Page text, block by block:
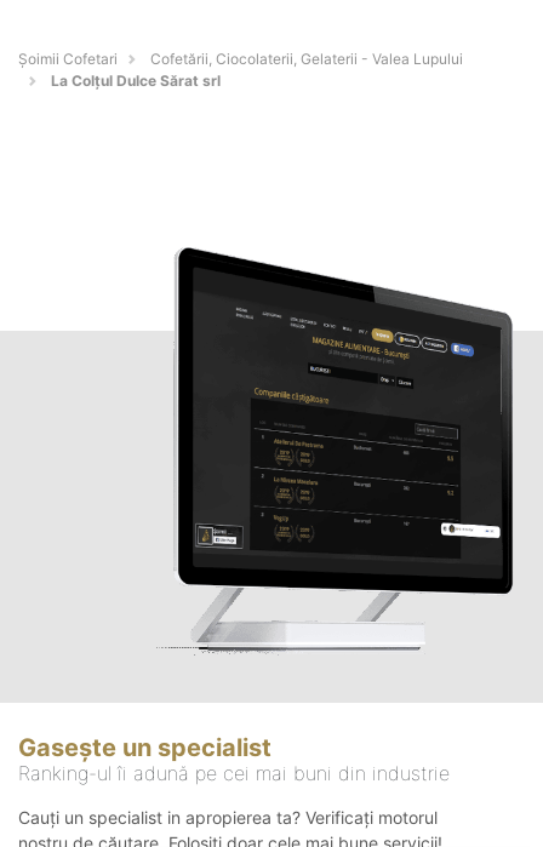
Șoimii Cofetari
Cofetării, Ciocolaterii, Gelaterii - Valea Lupului
La Colțul Dulce Sărat srl
Gasește un specialist
Ranking-ul îi adună pe cei mai buni din industrie
Cauți un specialist in apropierea ta? Verificați motorul
nostru de căutare. Folosiți doar cele mai bune servicii!